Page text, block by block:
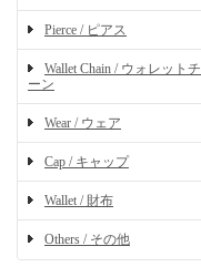
Pierce / ピアス
Wallet Chain / ウォレット
ーン
Wear / ウェア
Cap / キャップ
Wallet / 財布
Others / その他